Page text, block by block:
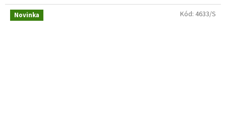
Novinka Kód: 4633/S